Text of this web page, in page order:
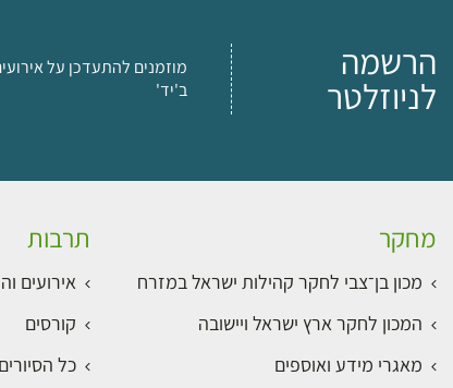
הרשמה
לניוזלטר
מוזמנים להתעדכן על
ב'יד'
מחקר
מכון בן־צבי לחקר קהילות ישראל במזרח
המכון לחקר ארץ ישראל ויישובה
מאגרי מידע ואוספים
תרבות
אירועים
קורסים
כל הסיורים